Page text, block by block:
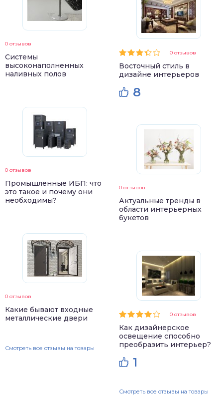
0 отзывов
Системы
высоконаполненных
наливных полов
0 отзывов
Промышленные ИБП: что
это такое и почему они
необходимы?
0 отзывов
Какие бывают входные
металлические двери
Смотреть все отзывы на товары
0 отзывов
Восточный стиль в
дизайне интерьеров
8
0 отзывов
Актуальные тренды в
области интерьерных
букетов
0 отзывов
Как дизайнерское
освещение способно
преобразить интерьер?
1
Смотреть все отзывы на товары